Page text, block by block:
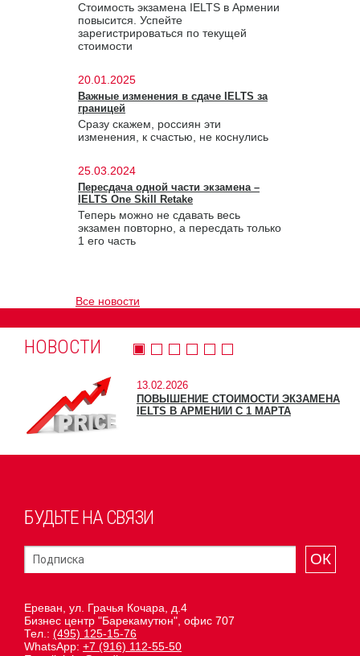
Стоимость экзамена IELTS в Армении
повысится. Успейте
зарегистрироваться по текущей
стоимости
20.01.2025
Важные изменения в сдаче IELTS за
границей
Сразу скажем, россиян эти
изменения, к счастью, не коснулись
25.03.2024
Пересдача одной части экзамена –
IELTS One Skill Retake
Теперь можно не сдавать весь
экзамен повторно, а пересдать только
1 его часть
Все новости
НОВОСТИ
13.02.2026
ПОВЫШЕНИЕ СТОИМОСТИ ЭКЗАМЕНА
IELTS В АРМЕНИИ С 1 МАРТА
БУДЬТЕ НА СВЯЗИ
ОК
Ереван, ул. Грачья Кочара, д.4
Бизнес центр "Барекамутюн", офис 707
Тел.: (495) 125-15-76
WhatsApp: +7 (916) 112-55-50